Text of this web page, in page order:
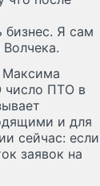
бизнес. Я сам
Максима
число ПТО в
и для
сейчас: если
заявок на